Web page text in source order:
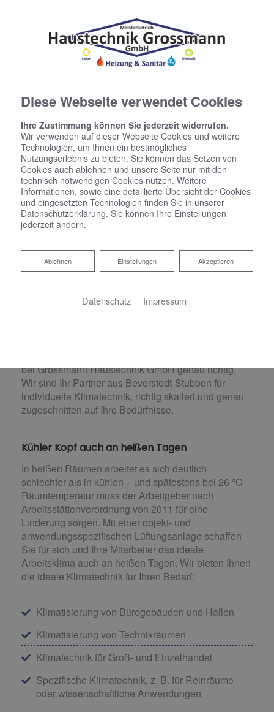
Klimatechnik für Industrie und
Gewerbe
Für das ideale Arbeitsklima
bei Grossmann Haustechnik GmbH genau richtig.
Wir sind Ihr Partner aus Beverstedt-Stubben für
individuelle Klimatechnik, richtig skaliert und genau
zugeschnitten auf Ihre Bedürfnisse.
Kühler Kopf auch an heißen Tagen
In heißen Räumen arbeitet es sich deutlich
schlechter als in kühlen – und spätestens bei 26 °C
Raumtemperatur muss der Arbeitgeber nach
Arbeitsstättenverordnung von 2011 für eine
Linderung sorgen. Mit einer objekt- und
anwendungsspezifischen Lüftungsanlage schaffen
Sie für sich und Ihre Mitarbeiter das ideale
Arbeitsklima auch an heißen Tagen. Wir bieten Ihnen
die ideale Klimatechnik für Ihren Bedarf:
Klimatisierung von Bürogebäuden und Hallen
Klimatisierung von Technikräumen
Klimatechnik für Groß- und Einzelhandel
Spezifische Klimatechnik, z. B. für Reinräume
oder wissenschaftliche Anwendungen
Diese Webseite verwendet Cookies
Ihre Zustimmung können Sie jederzeit widerrufen.
Wir verwenden auf dieser Webseite Cookies und weitere
Technologien, um Ihnen ein bestmögliches
Nutzungserlebnis zu bieten. Sie können das Setzen von
Cookies auch ablehnen und unsere Seite nur mit den
technisch notwendigen Cookies nutzen. Weitere
Informationen, sowie eine detaillierte Übersicht der Cookies
und eingesetzten Technologien finden Sie in unserer
Datenschutzerklärung. Sie können Ihre Einstellungen
jederzeit ändern.
Akzeptieren
Einstellungen
Ablehnen
Ablehnen
Datenschutz Impressum